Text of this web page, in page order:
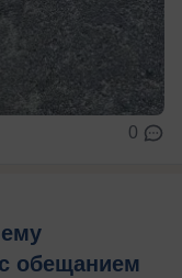
0
обещанием